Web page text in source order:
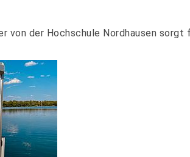
von der Hochschule Nordhausen